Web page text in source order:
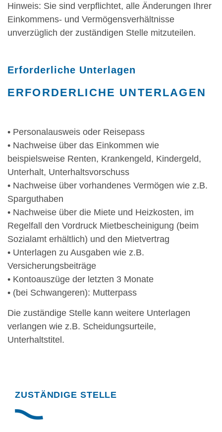
Hinweis: Sie sind verpflichtet, alle Änderungen Ihrer
Einkommens- und Vermögensverhältnisse
unverzüglich der zuständigen Stelle mitzuteilen.
Erforderliche Unterlagen
ERFORDERLICHE UNTERLAGEN
• Personalausweis oder Reisepass
• Nachweise über das Einkommen wie
beispielsweise Renten, Krankengeld, Kindergeld,
Unterhalt, Unterhaltsvorschuss
• Nachweise über vorhandenes Vermögen wie z.B.
Sparguthaben
• Nachweise über die Miete und Heizkosten, im
Regelfall den Vordruck Mietbescheinigung (beim
Sozialamt erhältlich) und den Mietvertrag
• Unterlagen zu Ausgaben wie z.B.
Versicherungsbeiträge
• Kontoauszüge der letzten 3 Monate
• (bei Schwangeren): Mutterpass
Die zuständige Stelle kann weitere Unterlagen
verlangen wie z.B. Scheidungsurteile,
Unterhaltstitel.
Randspalte
ZUSTÄNDIGE STELLE